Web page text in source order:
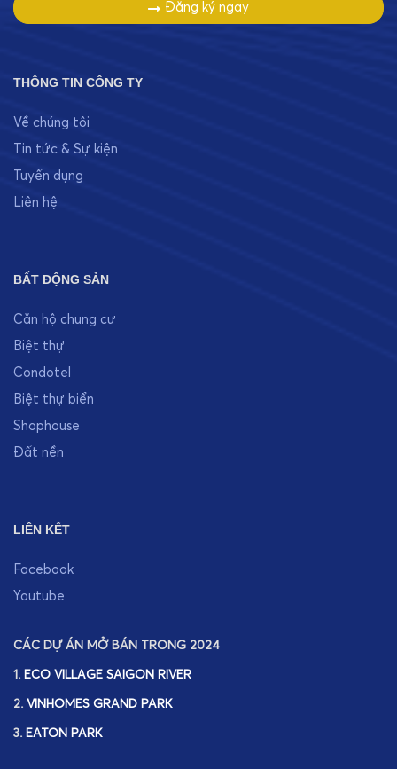
Đăng ký ngay
THÔNG TIN CÔNG TY
Về chúng tôi
Tin tức & Sự kiện
Tuyển dụng
Liên hệ
BẤT ĐỘNG SẢN
Căn hộ chung cư
Biệt thự
Condotel
Biệt thự biển
Shophouse
Đất nền
LIÊN KẾT
Facebook
Youtube
CÁC DỰ ÁN MỞ BÁN TRONG 2024
1. ECO VILLAGE SAIGON RIVER
2. VINHOMES GRAND PARK
3. EATON PARK